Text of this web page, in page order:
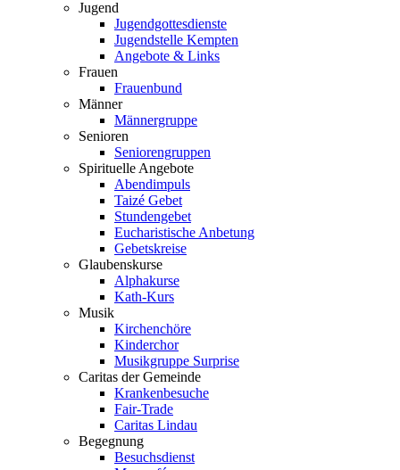
Jugend
Jugendgottesdienste
Jugendstelle Kempten
Angebote & Links
Frauen
Frauenbund
Männer
Männergruppe
Senioren
Seniorengruppen
Spirituelle Angebote
Abendimpuls
Taizé Gebet
Stundengebet
Eucharistische Anbetung
Gebetskreise
Glaubenskurse
Alphakurse
Kath-Kurs
Musik
Kirchenchöre
Kinderchor
Musikgruppe Surprise
Caritas der Gemeinde
Krankenbesuche
Fair-Trade
Caritas Lindau
Begegnung
Besuchsdienst